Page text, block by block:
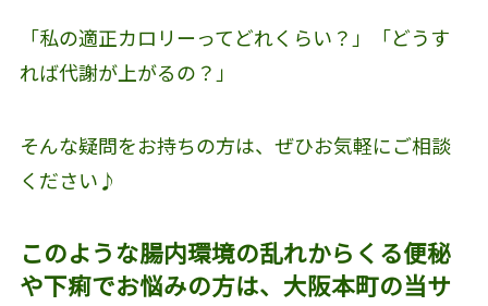
「私の適正カロリーってどれくらい？」「どうす
れば代謝が上がるの？」
そんな疑問をお持ちの方は、ぜひお気軽にご相談
ください♪
このような腸内環境の乱れからくる便秘
や下痢でお悩みの方は、大阪本町の当サ